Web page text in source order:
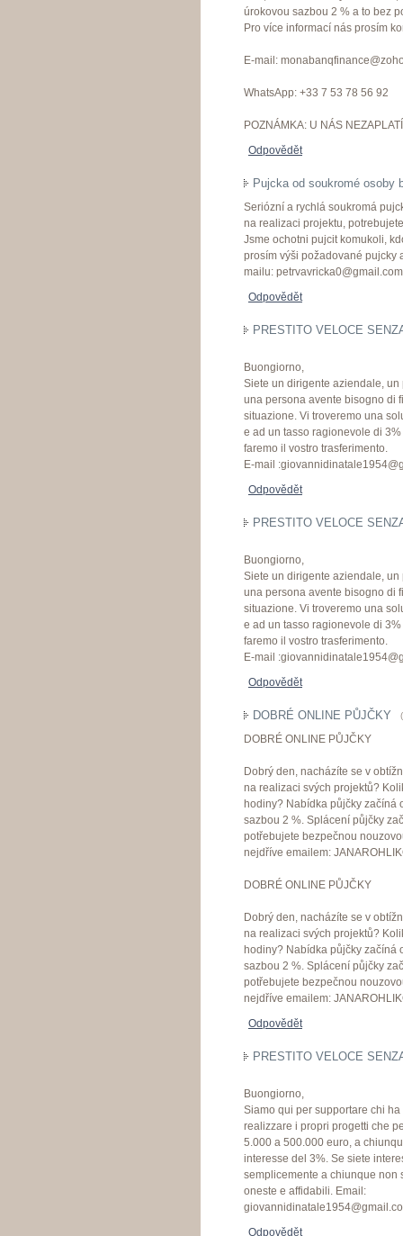
úrokovou sazbou 2 % a to bez
Pro více informací nás prosím
E-mail:
WhatsApp: +33 7 53 78 56 92
POZNÁMKA: U NÁS
Odpovědět
Pujcka od soukromé osoby
Seriózní a rychlá soukromá
na realizaci projektu,
Jsme ochotni pujcit komukoli,
prosím výši požadované pujcky
mailu: petrvavricka0@gmail.com
Odpovědět
PRESTITO VELOCE
Buongiorno,
Siete un dirigente aziendale,
una persona avente bisogno di
situazione. Vi troveremo una
e ad un tasso ragionevole di
faremo il vostro trasferimento.
E-mail
Odpovědět
PRESTITO VELOCE
Buongiorno,
Siete un dirigente aziendale,
una persona avente bisogno di
situazione. Vi troveremo una
e ad un tasso ragionevole di
faremo il vostro trasferimento.
E-mail
Odpovědět
DOBRÉ ONLINE PŮJČKY (
DOBRÉ ONLINE PŮJČKY
Dobrý den, nacházíte se v
na realizaci svých projektů?
hodiny? Nabídka půjčky začíná
sazbou 2 %. Splácení půjčky
potřebujete bezpečnou
nejdříve emailem:
DOBRÉ ONLINE PŮJČKY
Dobrý den, nacházíte se v
na realizaci svých projektů?
hodiny? Nabídka půjčky začíná
sazbou 2 %. Splácení půjčky
potřebujete bezpečnou
nejdříve emailem:
Odpovědět
PRESTITO VELOCE
Buongiorno,
Siamo qui per supportare chi
realizzare i propri progetti che
5.000 a 500.000 euro, a
interesse del 3%. Se siete
semplicemente a chiunque non
oneste e affidabili. Email:
Odpovědět